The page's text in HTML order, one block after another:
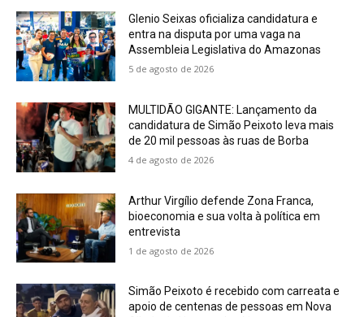
Glenio Seixas oficializa candidatura e
entra na disputa por uma vaga na
Assembleia Legislativa do Amazonas
5 de agosto de 2026
MULTIDÃO GIGANTE: Lançamento da
candidatura de Simão Peixoto leva mais
de 20 mil pessoas às ruas de Borba
4 de agosto de 2026
Arthur Virgílio defende Zona Franca,
bioeconomia e sua volta à política em
entrevista
1 de agosto de 2026
Simão Peixoto é recebido com carreata e
apoio de centenas de pessoas em Nova